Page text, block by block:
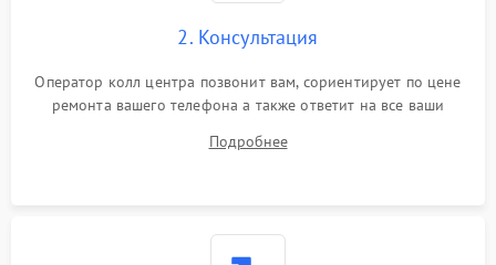
2. Консультация
Оператор колл центра позвонит вам, сориентирует по цене
ремонта вашего телефона а также ответит на все ваши
Подробнее